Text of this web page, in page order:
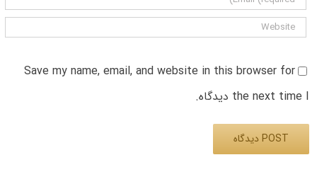
Save my name, email, and website in this browser for
the next time I دیدگاه.